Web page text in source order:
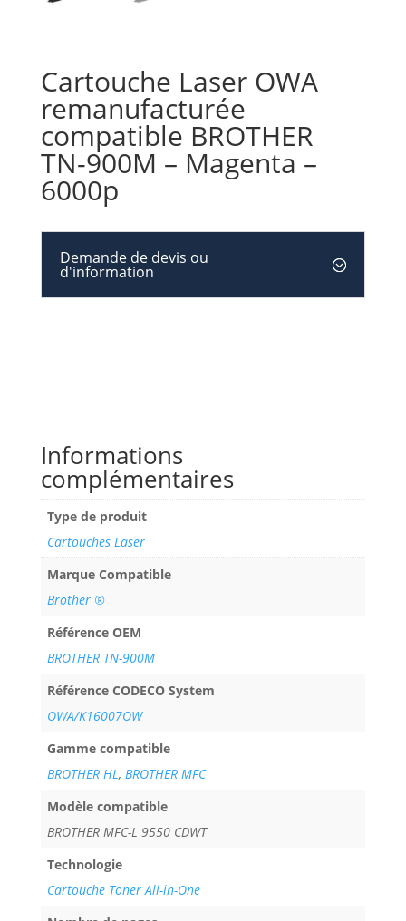
Cartouche Laser OWA
remanufacturée
compatible BROTHER
TN-900M – Magenta –
6000p
Demande de devis ou
d'information
Informations
complémentaires
Type de produit
Cartouches Laser
Marque Compatible
Brother ®
Référence OEM
BROTHER TN-900M
Référence CODECO System
OWA/K16007OW
Gamme compatible
BROTHER HL, BROTHER MFC
Modèle compatible
BROTHER MFC-L 9550 CDWT
Technologie
Cartouche Toner All-in-One